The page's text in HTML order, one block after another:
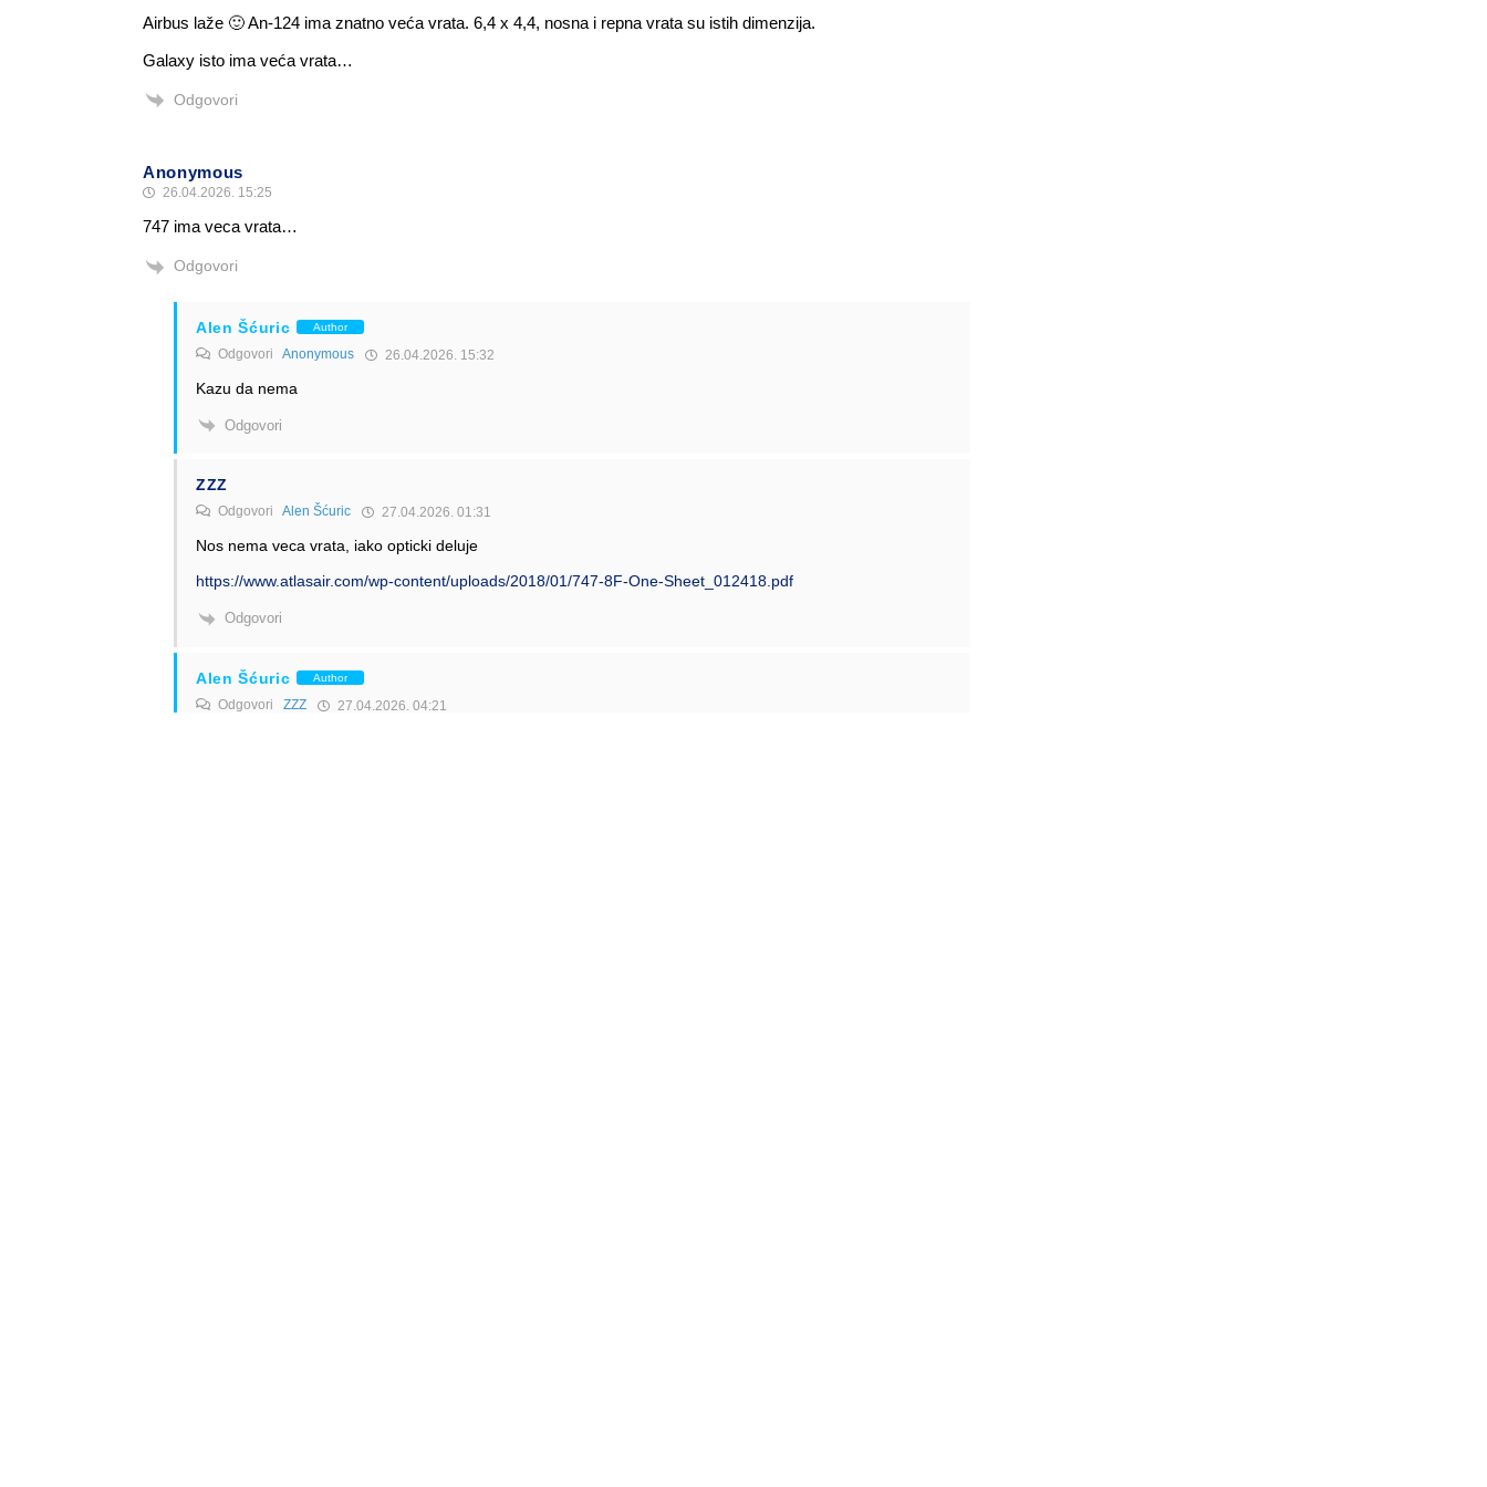
Airbus laže 🙂 An-124 ima znatno veća vrata. 6,4 x 4,4, nosna i repna vrata su istih dimenzija.
Galaxy isto ima veća vrata…
Odgovori
Anonymous
26.04.2026. 15:25
747 ima veca vrata…
Odgovori
Alen Šćuric Author
Odgovori Anonymous 26.04.2026. 15:32
Kazu da nema
Odgovori
ZZZ
Odgovori Alen Šćuric 27.04.2026. 01:31
Nos nema veca vrata, iako opticki deluje
https://www.atlasair.com/wp-content/uploads/2018/01/747-8F-One-Sheet_012418.pdf
Odgovori
Alen Šćuric Author
Odgovori ZZZ 27.04.2026. 04:21